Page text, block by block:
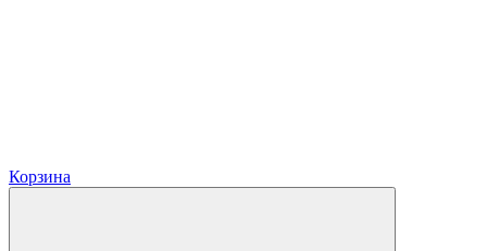
Корзина